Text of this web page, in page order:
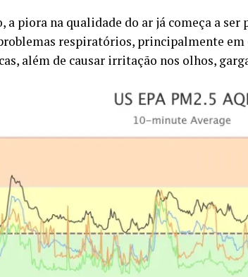
a piora na qualidade do ar já começa a
respiratórios, principalmente em
além de causar irritação nos olhos,